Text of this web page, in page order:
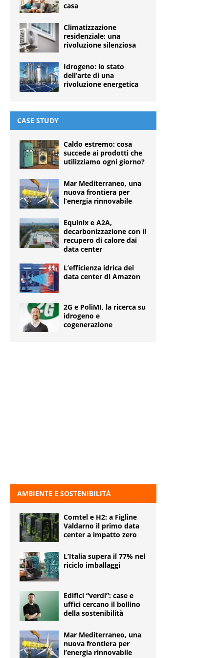
casa
Climatizzazione
residenziale: una
rivoluzione silenziosa
Idrogeno: lo stato
dell’arte di una
rivoluzione energetica
CASE STUDY
Caldo estremo: cosa
succede ai prodotti che
utilizziamo ogni giorno?
Mar Mediterraneo, una
nuova frontiera per
l’energia rinnovabile
Equinix e A2A,
decarbonizzazione con il
recupero di calore dai
data center
L’efficienza idrica dei
data center di Amazon
2G e PoliMI, la ricerca su
idrogeno e
cogenerazione
AMBIENTE E SOSTENIBILITÀ
Comtel e H2: a Figline
Valdarno il primo data
center a impatto zero
L’Italia supera il 77% nel
riciclo imballaggi
Edifici “verdi”: case e
uffici cercano il bollino
della sostenibilità
Mar Mediterraneo, una
nuova frontiera per
l’energia rinnovabile